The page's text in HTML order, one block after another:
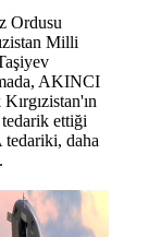
Ordusu
Milli
AKINCI
ettiği
daha